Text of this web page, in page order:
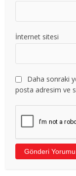
İnternet sitesi
Daha sonraki
posta adresim ve